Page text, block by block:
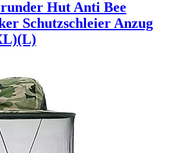
Hut Anti Bee
Schutzschleier Anzug